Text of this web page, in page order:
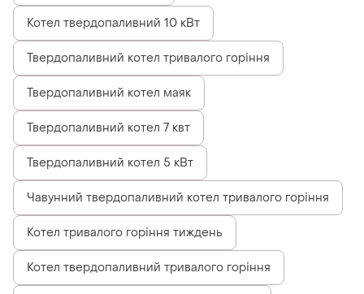
Котел твердопаливний 10 кВт
Твердопаливний котел тривалого горіння
Твердопаливний котел маяк
Твердопаливний котел 7 квт
Твердопаливний котел 5 кВт
Чавунний твердопаливний котел тривалого горіння
Котел тривалого горіння тиждень
Котел твердопаливний тривалого горіння